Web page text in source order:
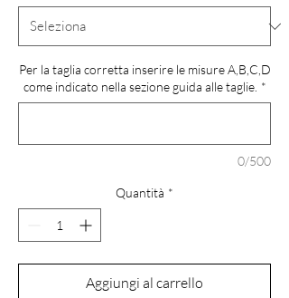
Per la taglia corretta inserire le misure A,B,C,D
come indicato nella sezione guida alle taglie. *
0/500
Quantità *
Aggiungi al carrello